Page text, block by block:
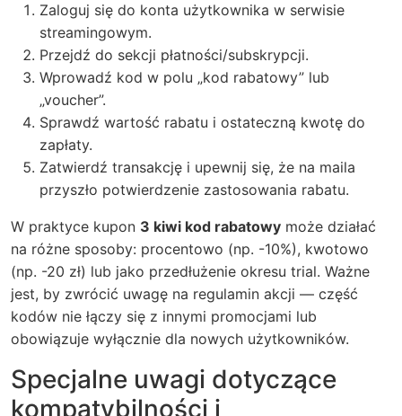
Zaloguj się do konta użytkownika w serwisie
streamingowym.
Przejdź do sekcji płatności/subskrypcji.
Wprowadź kod w polu „kod rabatowy” lub
„voucher”.
Sprawdź wartość rabatu i ostateczną kwotę do
zapłaty.
Zatwierdź transakcję i upewnij się, że na maila
przyszło potwierdzenie zastosowania rabatu.
W praktyce kupon 3 kiwi kod rabatowy może działać
na różne sposoby: procentowo (np. -10%), kwotowo
(np. -20 zł) lub jako przedłużenie okresu trial. Ważne
jest, by zwrócić uwagę na regulamin akcji — część
kodów nie łączy się z innymi promocjami lub
obowiązuje wyłącznie dla nowych użytkowników.
Specjalne uwagi dotyczące
kompatybilności i